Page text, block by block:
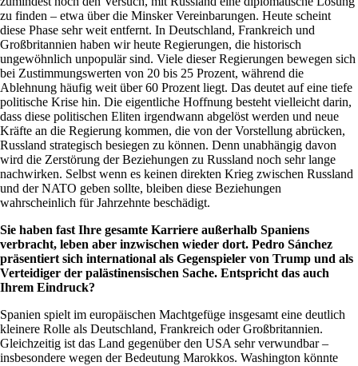
zu finden – etwa über die Minsker Vereinbarungen. Heute scheint
diese Phase sehr weit entfernt. In Deutschland, Frankreich und
Großbritannien haben wir heute Regierungen, die historisch
ungewöhnlich unpopulär sind. Viele dieser Regierungen bewegen sich
bei Zustimmungswerten von 20 bis 25 Prozent, während die
Ablehnung häufig weit über 60 Prozent liegt. Das deutet auf eine tiefe
politische Krise hin. Die eigentliche Hoffnung besteht vielleicht darin,
dass diese politischen Eliten irgendwann abgelöst werden und neue
Kräfte an die Regierung kommen, die von der Vorstellung abrücken,
Russland strategisch besiegen zu können. Denn unabhängig davon
wird die Zerstörung der Beziehungen zu Russland noch sehr lange
nachwirken. Selbst wenn es keinen direkten Krieg zwischen Russland
und der NATO geben sollte, bleiben diese Beziehungen
wahrscheinlich für Jahrzehnte beschädigt.
Sie haben fast Ihre gesamte Karriere außerhalb Spaniens
verbracht, leben aber inzwischen wieder dort. Pedro Sánchez
präsentiert sich international als Gegenspieler von Trump und als
Verteidiger der palästinensischen Sache. Entspricht das auch
Ihrem Eindruck?
Spanien spielt im europäischen Machtgefüge insgesamt eine deutlich
kleinere Rolle als Deutschland, Frankreich oder Großbritannien.
Gleichzeitig ist das Land gegenüber den USA sehr verwundbar –
insbesondere wegen der Bedeutung Marokkos. Washington könnte